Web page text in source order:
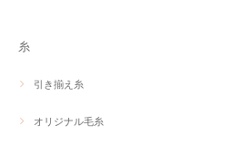
糸
引き揃え糸
オリジナル毛糸